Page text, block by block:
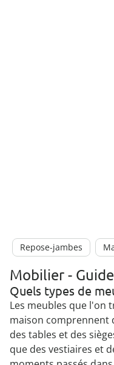
Repose-jambes
Mobilier -
Quels types de
Les meubles que l'on
maison comprennent
des tables et des
que des vestiaires et